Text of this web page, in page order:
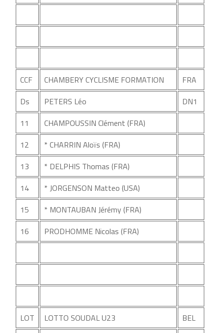
CCF CHAMBERY CYCLISME FORMATION
FRA
Ds
PETERS Léo
DN1
11
CHAMPOUSSIN Clément (FRA)
12
* CHARRIN Aloïs (FRA)
13
* DELPHIS Thomas (FRA)
14
* JORGENSON Matteo (USA)
15
* MONTAUBAN Jérémy (FRA)
16
PRODHOMME Nicolas (FRA)
LOT LOTTO SOUDAL U23
BEL